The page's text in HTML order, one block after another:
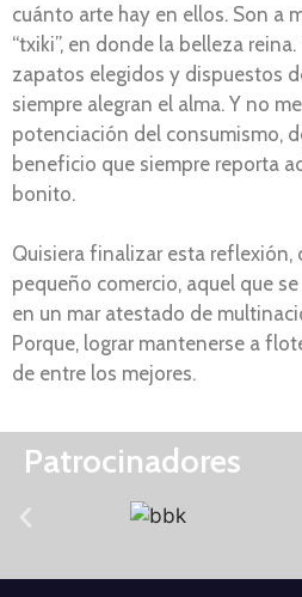
cuánto arte hay en ellos. Son a
“txiki”, en donde la belleza
zapatos elegidos y dispuestos
siempre alegran el alma. Y no
potenciación del consumismo,
beneficio que siempre reporta
bonito.
Quisiera finalizar esta
pequeño comercio, aquel que
en un mar atestado de
Porque, lograr mantenerse a
de entre los mejores.
Patrocinadores